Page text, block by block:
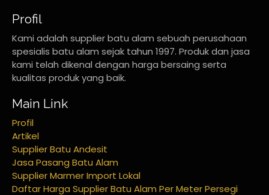
Profil
Kami adalah supplier batu alam sebuah perusahaan
spesialis batu alam sejak tahun 1997. Produk dan jasa
kami telah dikenal dengan harga bersaing serta
kualitas produk yang baik.
Main Link
Profil
Artikel
Supplier Batu Andesit
Jasa Pasang Batu Alam
Supplier Marmer Import Lokal
Daftar Harga Supplier Batu Alam Per Meter Persegi